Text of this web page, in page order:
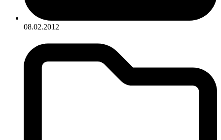
08.02.2012